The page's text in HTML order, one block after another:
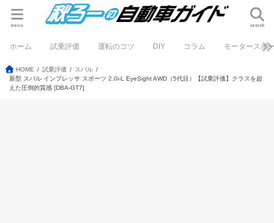
search
menu
ホーム 試乗評価 運転のコツ DIY コラム モータースポ
HOME 試乗評価
スバル
新型 スバル インプレッサ スポーツ 2.0i-L EyeSight AWD（5代目）【試乗評価】クラスを超
えた圧倒的質感 [DBA-GT7]